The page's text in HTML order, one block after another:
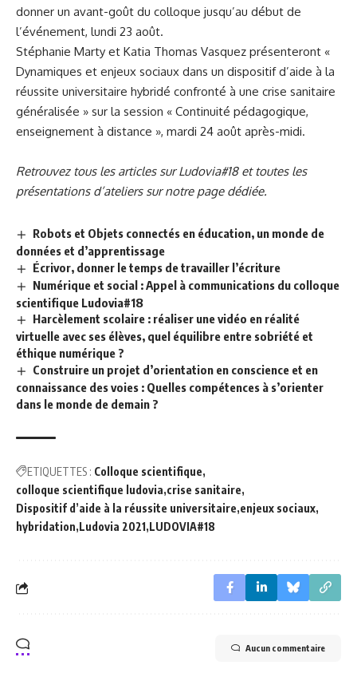
donner un avant-goût du colloque jusqu’au début de
l’événement, lundi 23 août.
Stéphanie Marty et Katia Thomas Vasquez présenteront «
Dynamiques et enjeux sociaux dans un dispositif d’aide à la
réussite universitaire hybridé confronté à une crise sanitaire
généralisée » sur la session « Continuité pédagogique,
enseignement à distance », mardi 24 août après-midi.
Retrouvez tous les articles sur Ludovia#18 et toutes les
présentations d’ateliers surnotre page dédiée.
Robots et Objets connectés en éducation, un monde de
données et d’apprentissage
Écrivor, donner le temps de travailler l’écriture
Numérique et social : Appel à communications du colloque
scientifique Ludovia#18
Harcèlement scolaire : réaliser une vidéo en réalité
virtuelle avec ses élèves, quel équilibre entre sobriété et
éthique numérique ?
Construire un projet d’orientation en conscience et en
connaissance des voies : Quelles compétences à s’orienter
dans le monde de demain ?
ETIQUETTES : Colloque scientifique
colloque scientifique ludovia crise sanitaire
Dispositif d’aide à la réussite universitaire enjeux sociaux
hybridation Ludovia 2021 LUDOVIA#18
Aucun commentaire